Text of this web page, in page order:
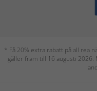
* Få 20% extra rabatt på all rea
gäller fram till 16 augusti 2026.